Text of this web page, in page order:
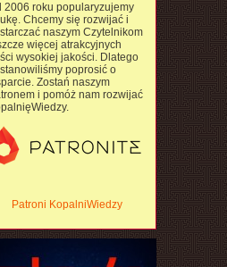
2006 roku popularyzujemy
Chcemy się rozwijać i
naszym Czytelnikom
więcej atrakcyjnych
wysokiej jakości. Dlatego
poprosić o
Zostań naszym
i pomóż nam rozwijać
Patroni KopalniWiedzy